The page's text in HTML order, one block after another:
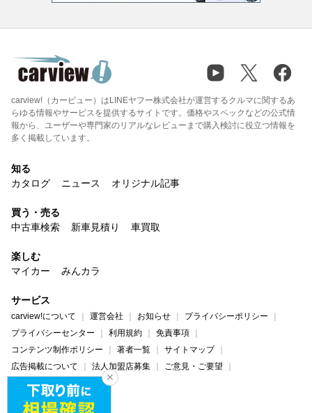
carview!（カービュー）はLINEヤフー株式会社が運営するクルマに関するあ
らゆる情報やサービスを提供するサイトです。価格やスペックなどの公式情
報から、ユーザーや専門家のリアルなレビューまで購入検討に役立つ情報を
多く掲載しています。
知る
カタログ
ニュース オリジナル記事
買う・売る
中古車検索
新車見積り 車買取
楽しむ
マイカー
みんカラ
サービス
carview!について 運営会社 お知らせ
プライバシーポリシー
プライバシーセンター
利用規約
免責事項
コンテンツ制作ポリシー
著者一覧
サイトマップ
広告掲載について
法人加盟店募集
ご意見・ご要望
ヘルプ・お問い合わせ